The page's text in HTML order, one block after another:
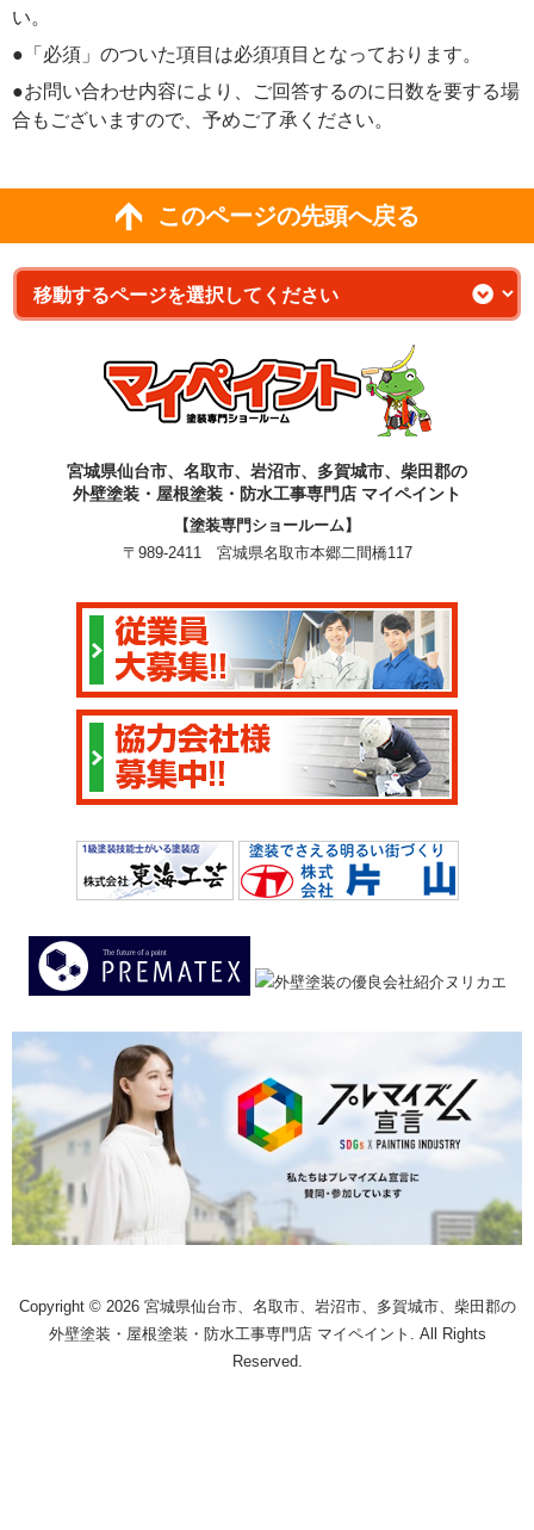
い。
●「必須」のついた項目は必須項目となっております。
●お問い合わせ内容により、ご回答するのに日数を要する場
合もございますので、予めご了承ください。
このページの先頭へ戻る
宮城県仙台市、名取市、岩沼市、多賀城市、柴田郡の
外壁塗装・屋根塗装・防水工事専門店 マイペイント
【塗装専門ショールーム】
〒989-2411 宮城県名取市本郷二間橋117
Copyright © 2026 宮城県仙台市、名取市、岩沼市、多賀城市、柴田郡の
外壁塗装・屋根塗装・防水工事専門店 マイペイント. All Rights
Reserved.